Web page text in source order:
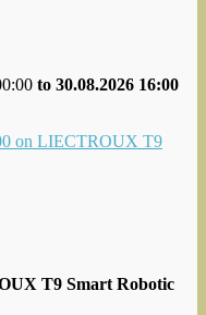
to 30.08.2026 16:00
on LIECTROUX T9
T9 Smart Robotic